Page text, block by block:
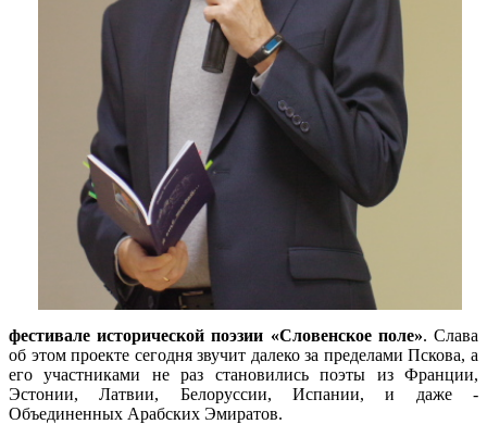
фестивале исторической поэзии «Словенское поле». Слава
об этом проекте сегодня звучит далеко за пределами Пскова, а
его участниками не раз становились поэты из Франции,
Эстонии, Латвии, Белоруссии, Испании, и даже -
Объединенных Арабских Эмиратов.